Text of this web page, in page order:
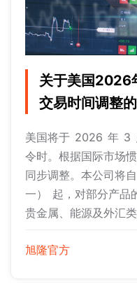
关于美国2026
交易时间调整
美国将于 2026 年 3
令时。根据国际市场
同步调整。本公司
一） 起，对部分产品
贵金属、能源及外汇
旭隆官方